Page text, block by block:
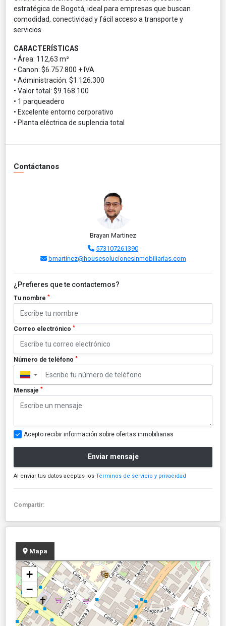
estratégica de Bogotá, ideal para empresas que buscan
comodidad, conectividad y fácil acceso a transporte y
servicios.
CARACTERÍSTICAS
• Área: 112,63 m²
• Canon: $6.757.800 + IVA
• Administración: $1.126.300
• Valor total: $9.168.100
• 1 parqueadero
• Excelente entorno corporativo
• Planta eléctrica de suplencia total
Contáctanos
Brayan Martinez
573107261390
bmartinez@housesolucionesinmobiliarias.com
¿Prefieres que te contactemos?
Tu nombre *
Correo electrónico *
Número de teléfono *
▼
Mensaje *
Acepto recibir información sobre ofertas inmobiliarias
Enviar mensaje
Al enviar tus datos aceptas los Términos de servicio y privacidad
Compartir:
Mapa
+
−